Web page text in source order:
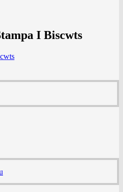
I Biscwts